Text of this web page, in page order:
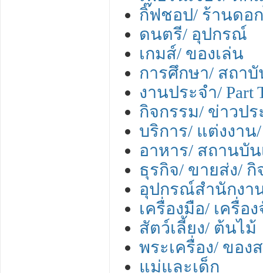
กิ๊ฟชอป/ ร้านดอ
ดนตรี/ อุปกรณ์
เกมส์/ ของเล่น
การศึกษา/ สถา
งานประจำ/ Part
กิจกรรม/ ข่าวป
บริการ/ แต่งงาน
อาหาร/ สถานบัน
ธุรกิจ/ ขายส่ง/ กิ
อุปกรณ์สำนักงา
เครื่องมือ/ เครื่อ
สัตว์เลี้ยง/ ต้นไม้
พระเครื่อง/ ของ
แม่และเด็ก